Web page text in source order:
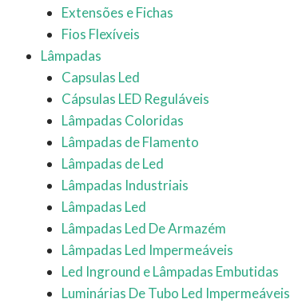
Extensões e Fichas
Fios Flexíveis
Lâmpadas
Capsulas Led
Cápsulas LED Reguláveis
Lâmpadas Coloridas
Lâmpadas de Flamento
Lâmpadas de Led
Lâmpadas Industriais
Lâmpadas Led
Lâmpadas Led De Armazém
Lâmpadas Led Impermeáveis
Led Inground e Lâmpadas Embutidas
Luminárias De Tubo Led Impermeáveis